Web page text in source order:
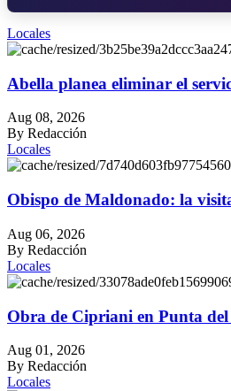
Locales
Abella planea eliminar el
Aug 08, 2026
By Redacción
Locales
Obispo de Maldonado: la
Aug 06, 2026
By Redacción
Locales
Obra de Cipriani en Punta del
Aug 01, 2026
By Redacción
Locales